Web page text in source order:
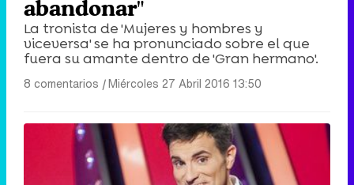
abandonar"
La tronista de 'Mujeres y hombres y
viceversa' se ha pronunciado sobre el que
fuera su amante dentro de 'Gran hermano'.
8 comentarios |Miércoles 27 Abril 2016 13:50